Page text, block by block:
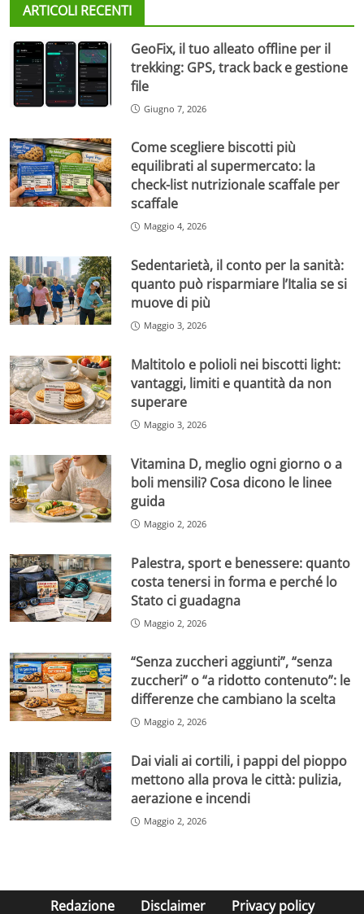
ARTICOLI RECENTI
GeoFix, il tuo alleato offline per il
trekking: GPS, track back e gestione
file
Giugno 7, 2026
Come scegliere biscotti più
equilibrati al supermercato: la
check-list nutrizionale scaffale per
scaffale
Maggio 4, 2026
Sedentarietà, il conto per la sanità:
quanto può risparmiare l’Italia se si
muove di più
Maggio 3, 2026
Maltitolo e polioli nei biscotti light:
vantaggi, limiti e quantità da non
superare
Maggio 3, 2026
Vitamina D, meglio ogni giorno o a
boli mensili? Cosa dicono le linee
guida
Maggio 2, 2026
Palestra, sport e benessere: quanto
costa tenersi in forma e perché lo
Stato ci guadagna
Maggio 2, 2026
“Senza zuccheri aggiunti”, “senza
zuccheri” o “a ridotto contenuto”: le
differenze che cambiano la scelta
Maggio 2, 2026
Dai viali ai cortili, i pappi del pioppo
mettono alla prova le città: pulizia,
aerazione e incendi
Maggio 2, 2026
Redazione Disclaimer Privacy policy